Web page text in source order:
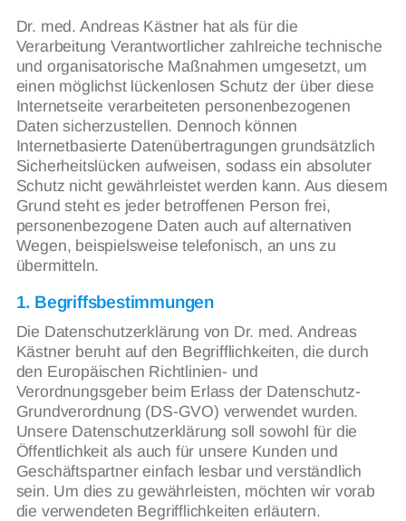
Dr. med. Andreas Kästner hat als für die
Verarbeitung Verantwortlicher zahlreiche technische
und organisatorische Maßnahmen umgesetzt, um
einen möglichst lückenlosen Schutz der über diese
Internetseite verarbeiteten personenbezogenen
Daten sicherzustellen. Dennoch können
Internetbasierte Datenübertragungen grundsätzlich
Sicherheitslücken aufweisen, sodass ein absoluter
Schutz nicht gewährleistet werden kann. Aus diesem
Grund steht es jeder betroffenen Person frei,
personenbezogene Daten auch auf alternativen
Wegen, beispielsweise telefonisch, an uns zu
übermitteln.
1. Begriffsbestimmungen
Die Datenschutzerklärung von Dr. med. Andreas
Kästner beruht auf den Begrifflichkeiten, die durch
den Europäischen Richtlinien- und
Verordnungsgeber beim Erlass der Datenschutz-
Grundverordnung (DS-GVO) verwendet wurden.
Unsere Datenschutzerklärung soll sowohl für die
Öffentlichkeit als auch für unsere Kunden und
Geschäftspartner einfach lesbar und verständlich
sein. Um dies zu gewährleisten, möchten wir vorab
die verwendeten Begrifflichkeiten erläutern.